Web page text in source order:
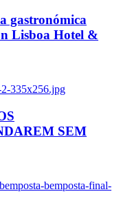
gastronómica
Lisboa Hotel &
335x256.jpg
SEM
bemposta-final-